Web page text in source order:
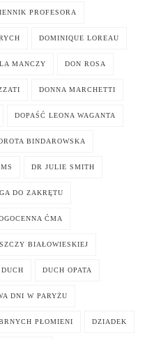
PROFESORA
DOMINIQUE LOREAU
MANCZY DON ROSA
DONNA MARCHETTI
DOPAŚĆ LEONA WAGANTA
BINDAROWSKA
DR JULIE SMITH
DO ZAKRĘTU
ĆMA
BIAŁOWIESKIEJ
DUCH DUCH OPATA
DNI W PARYŻU
PŁOMIENI DZIADEK